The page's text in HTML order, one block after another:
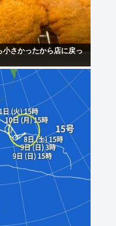
小さかったから店に戻っ